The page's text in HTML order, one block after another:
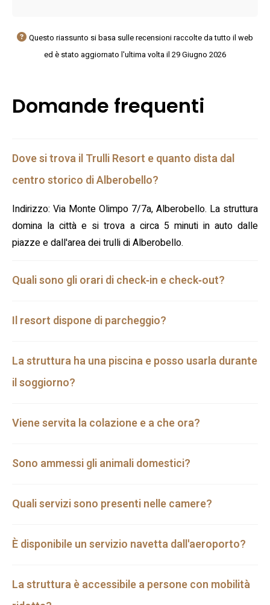
Questo riassunto si basa sulle recensioni raccolte da tutto il web
ed è stato aggiornato l'ultima volta il 29 Giugno 2026
Domande frequenti
Dove si trova il Trulli Resort e quanto dista dal
centro storico di Alberobello?
Indirizzo: Via Monte Olimpo 7/7a, Alberobello. La struttura
domina la città e si trova a circa 5 minuti in auto dalle
piazze e dall'area dei trulli di Alberobello.
Quali sono gli orari di check‑in e check‑out?
Il resort dispone di parcheggio?
La struttura ha una piscina e posso usarla durante
il soggiorno?
Viene servita la colazione e a che ora?
Sono ammessi gli animali domestici?
Quali servizi sono presenti nelle camere?
È disponibile un servizio navetta dall'aeroporto?
La struttura è accessibile a persone con mobilità